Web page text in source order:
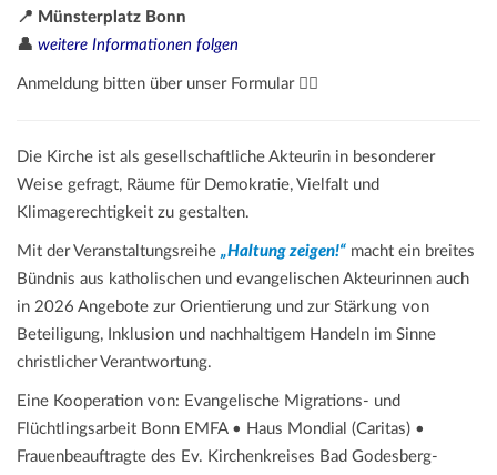
📍 Münsterplatz Bonn
👤 weitere Informationen folgen
Anmeldung bitten über unser Formular 👇🏼
Die Kirche ist als gesellschaftliche Akteurin in besonderer
Weise gefragt, Räume für Demokratie, Vielfalt und
Klimagerechtigkeit zu gestalten.
Mit der Veranstaltungsreihe „Haltung zeigen!“ macht ein breites
Bündnis aus katholischen und evangelischen Akteurinnen auch
in 2026 Angebote zur Orientierung und zur Stärkung von
Beteiligung, Inklusion und nachhaltigem Handeln im Sinne
christlicher Verantwortung.
Eine Kooperation von: Evangelische Migrations- und
Flüchtlingsarbeit Bonn EMFA • Haus Mondial (Caritas) •
Frauenbeauftragte des Ev. Kirchenkreises Bad Godesberg-